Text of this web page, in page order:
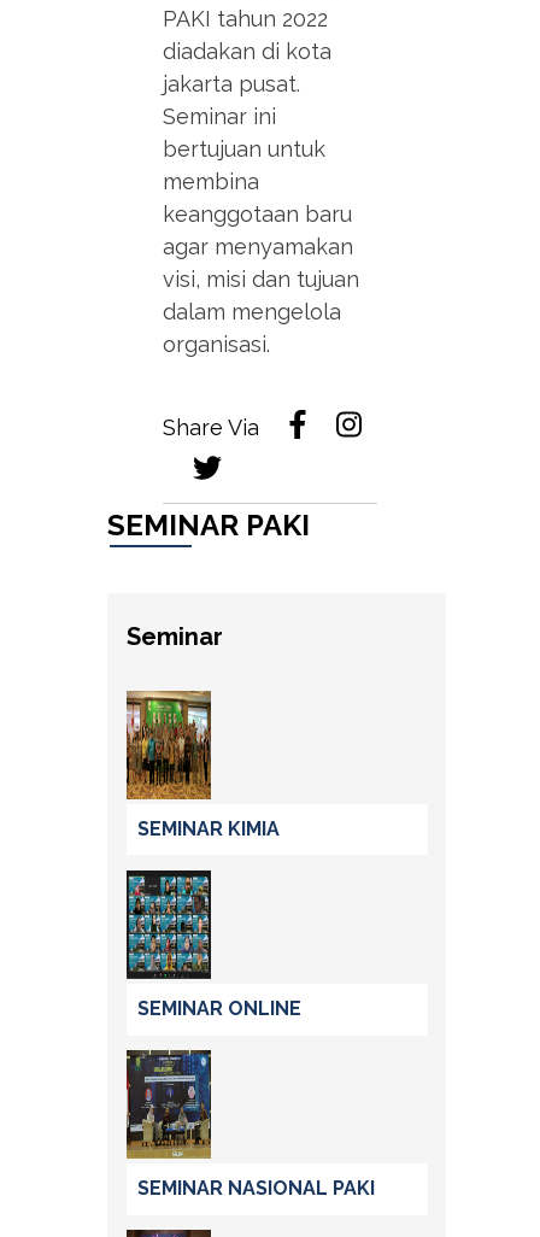
PAKI tahun 2022
diadakan di kota
jakarta pusat.
Seminar ini
bertujuan untuk
membina
keanggotaan baru
agar menyamakan
visi, misi dan tujuan
dalam mengelola
organisasi.
Share Via
SEMINAR PAKI
Seminar
SEMINAR KIMIA
SEMINAR ONLINE
SEMINAR NASIONAL PAKI